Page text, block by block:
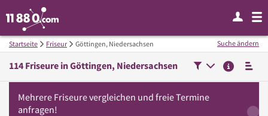
Startseite Friseur Göttingen, Niedersachsen
114 Friseure inGöttingen, Niedersachsen
Suche ändern
Mehrere Friseurevergleichen und freie Termine
anfragen!